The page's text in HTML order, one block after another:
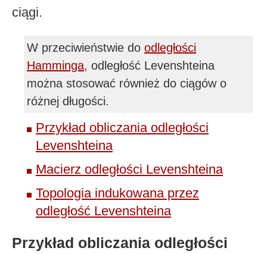
ciągi.
W przeciwieństwie do odległości
Hamminga, odległość Levenshteina
można stosować również do ciągów o
różnej długości.
Przykład obliczania odległości
Levenshteina
Macierz odległości Levenshteina
Topologia indukowana przez
odległość Levenshteina
Przykład obliczania odległości